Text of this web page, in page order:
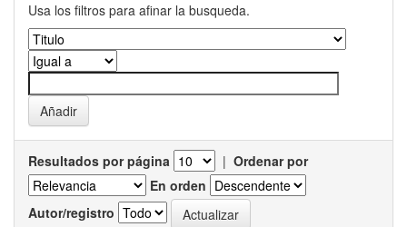
Usa los filtros para afinar la busqueda.
Resultados por página | Ordenar por
En orden
Autor/registro